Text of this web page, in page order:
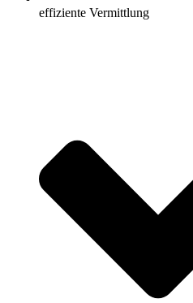
effiziente Vermittlung